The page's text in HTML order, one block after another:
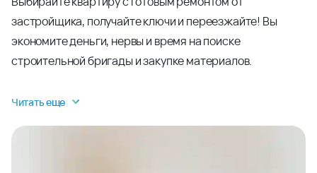
застройщика, получайте ключи и переезжайте! Вы
экономите деньги, нервы и время на поиске
строительной бригады и закупке материалов.
Читать еще